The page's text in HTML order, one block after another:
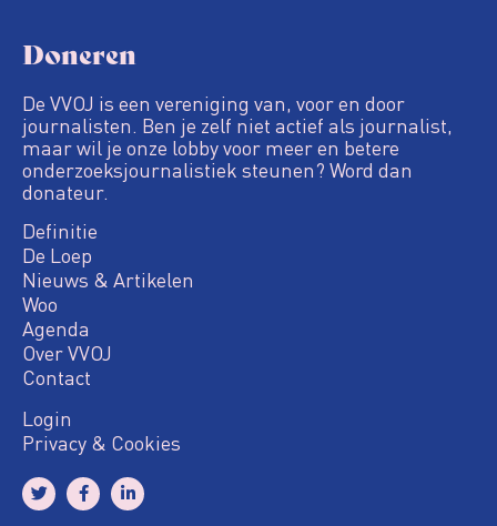
Doneren
De VVOJ is een vereniging van, voor en door
journalisten. Ben je zelf niet actief als journalist,
maar wil je onze lobby voor meer en betere
onderzoeksjournalistiek steunen? Word dan
donateur.
Definitie
De Loep
Nieuws & Artikelen
Woo
Agenda
Over VVOJ
Contact
Login
Privacy & Cookies